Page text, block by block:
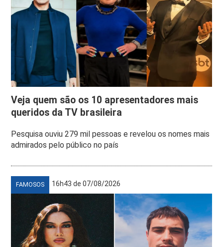
Veja quem são os 10 apresentadores mais
queridos da TV brasileira
Pesquisa ouviu 279 mil pessoas e revelou os nomes mais
admirados pelo público no país
FAMOSOS 16h43 de 07/08/2026